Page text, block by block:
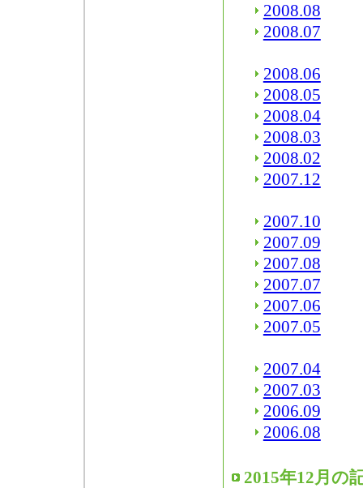
2008.08
2008.07
2008.06
2008.05
2008.04
2008.03
2008.02
2007.12
2007.10
2007.09
2007.08
2007.07
2007.06
2007.05
2007.04
2007.03
2006.09
2006.08
2015年12月の